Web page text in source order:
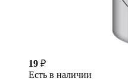
19 ₽
Есть в наличии